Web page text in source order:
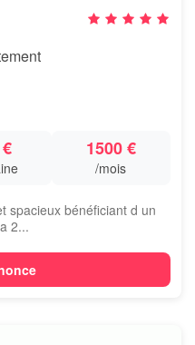
1500 €
/mois
spacieux bénéficiant d un
2...